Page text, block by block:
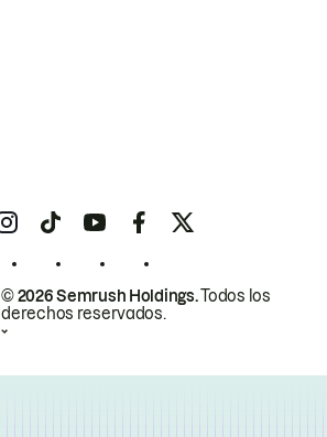
© 2026 Semrush Holdings.Todos los
derechos reservados.